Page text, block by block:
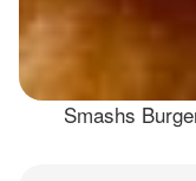
Smashs